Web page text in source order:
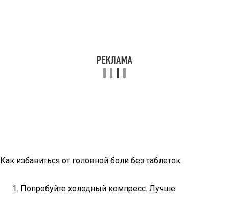
Как избавиться от головной боли без таблеток
Попробуйте холодный компресс. Лучше